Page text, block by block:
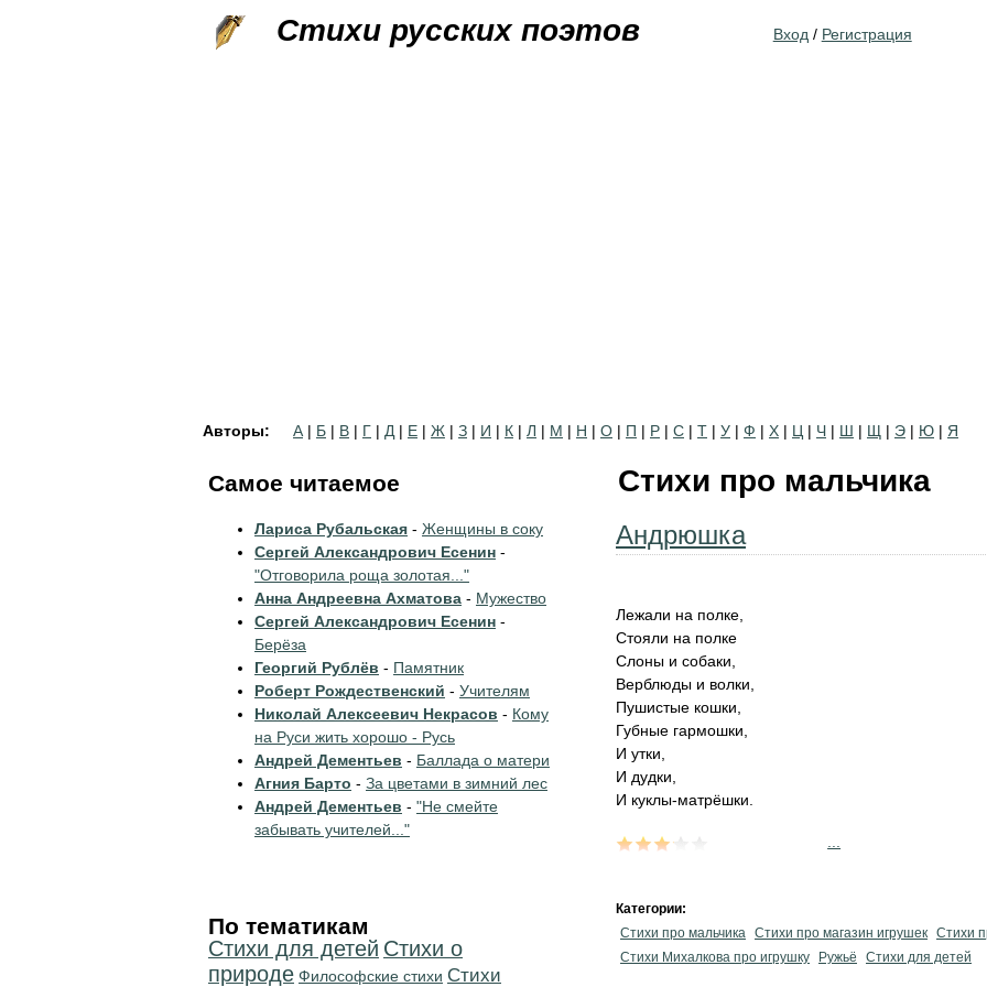
Стихи русских поэтов Вход / Регистрация
Авторы: А | Б | В | Г | Д | Е | Ж | З | И | К | Л | М | Н | О | П | Р | С | Т | У | Ф | Х | Ц | Ч | Ш | Щ | Э | Ю | Я
Стихи про мальчика
Андрюшка
Лежали на полке,
Стояли на полке
Слоны и собаки,
Верблюды и волки,
Пушистые кошки,
Губные гармошки,
И утки,
И дудки,
И куклы-матрёшки.
Категории:
Стихи про мальчика Стихи про магазин игрушек Стихи
Стихи Михалкова про игрушку
Ружьё Стихи для детей
Самое читаемое
Лариса Рубальская - Женщины в соку
Сергей Александрович Есенин -
"Отговорила роща золотая..."
Анна Андреевна Ахматова - Мужество
Сергей Александрович Есенин -
Берёза
Георгий Рублёв - Памятник
Роберт Рождественский - Учителям
Николай Алексеевич Некрасов - Кому
на Руси жить хорошо - Русь
Андрей Дементьев - Баллада о матери
Агния Барто - За цветами в зимний лес
Андрей Дементьев - "Не смейте
забывать учителей..."
По тематикам
Стихи для детей Стихи о
природе Философские стихи Cтихи